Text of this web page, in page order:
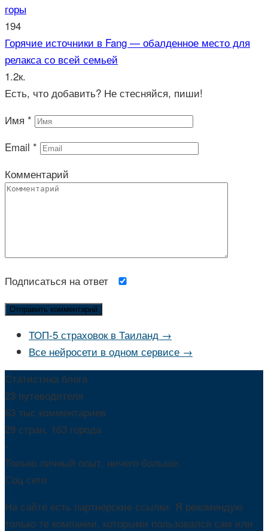
горы
194
Горячие источники в Fang — обалденное место для
релакса со всей семьей
1.2к.
Есть, что добавить? Не стесняйся, пиши!
Имя *
Email *
Комментарий
Подписаться на ответ
ТОП-5 страховок в Таиланд →
Все нейросети в одном сервисе →
Статистика блога
23 путеводителя
63 тыс комментариев
29 стран, 163 города
-
Только личный опыт, ничего больше.
Соц сети
На сайте есть партнёрские ссылки. Я рекомендую
только те компании, которыми пользовался сам или